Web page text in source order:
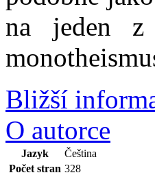
na jeden z
Bližší
O autorce
Jazyk
Čeština
Počet stran 328